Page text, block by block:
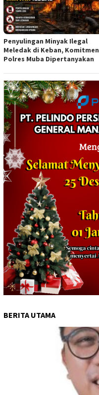
Penyulingan Minyak Ilegal
Meledak di Keban, Komitmen
Polres Muba Dipertanyakan
BERITA UTAMA